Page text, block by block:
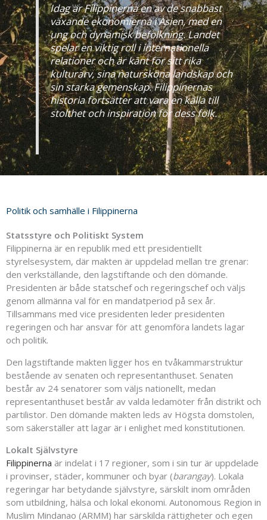
Idag är Filippinerna en av de snabbast
växande ekonomierna i Asien, med en
ung och dynamisk befolkning. Landet
spelar en viktig roll i internationella
relationer och är känt för sitt rika
kulturarv, sina natursköna landskap och
sin starka gemenskap. Filippinernas
historia fortsätter att vara en källa till
stolthet och inspiration för dess folk.
Politik och samhälle i Filippinerna
Statsstyre och Politiskt System
Filippinerna är en republik med ett presidentiellt
styrelsesystem, där makten är uppdelad mellan tre grenar:
den verkställande, den lagstiftande och den dömande.
Presidenten är både statschef och regeringschef och väljs
genom allmänna val för en mandatperiod på sex år.
Tillsammans med vice presidenten leder presidenten
regeringen och har ansvar för att genomföra landets lagar
och politik.
Den lagstiftande makten ligger hos en tvåkammarstruktur
bestående av senaten och representanthuset. Senaten
består av 24 senatorer som väljs nationellt, medan
representanthuset består av valda ledamöter från distrikt och
partilistor. Den dömande makten leds av Högsta domstolen,
som säkerställer att lagar är i enlighet med konstitutionen.
Lokalt Självstyre
Filippinerna är indelat i 17 regioner, som i sin tur är uppdelade
i provinser, städer, kommuner och byar (barangay). Lokala
regeringar har betydande självstyre, särskilt inom områden
som utbildning, hälsa och lokal ekonomi. Autonomous Region in
Muslim Mindanao (ARMM) har särskilda rättigheter och egen